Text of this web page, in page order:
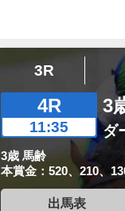
3R
4R
11:35
3
ダ
3歳 馬齢
本賞金：520、210、
出馬表